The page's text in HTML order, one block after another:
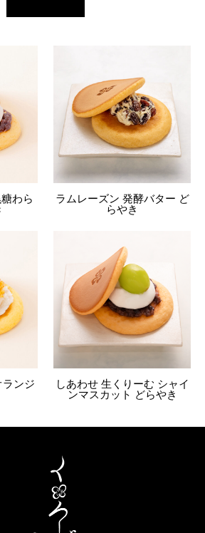
わら
ラムレーズン 発酵バター ど
らやき
ランジ
しあわせ 生くりーむ シャイ
ンマスカット どらやき